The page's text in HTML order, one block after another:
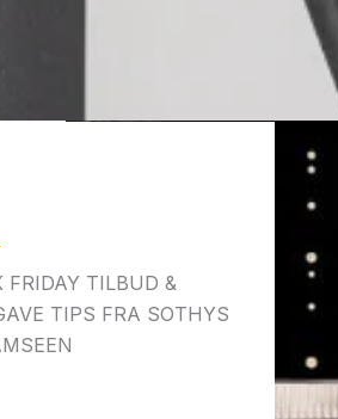
FRIDAY TILBUD &
TIPS FRA SOTHYS